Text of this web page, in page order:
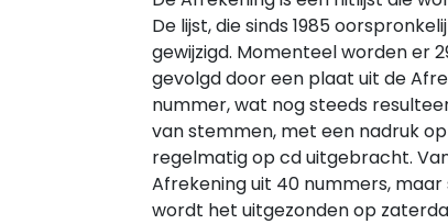
De lijst, die sinds 1985
gewijzigd. Momenteel worden er
gevolgd door een plaat uit de
nummer, wat nog steeds
van stemmen, met een nadruk
regelmatig op cd uitgebracht.
Afrekening uit 40 nummers,
wordt het uitgezonden op